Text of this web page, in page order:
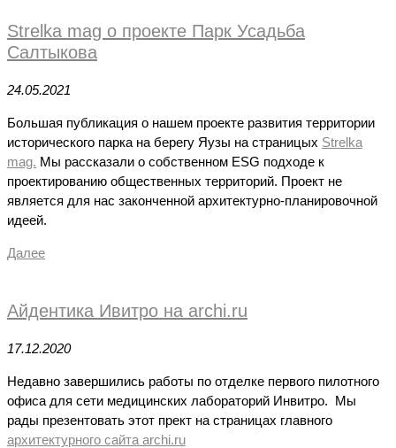
Strelka mag о проекте Парк Усадьба
Салтыкова
24.05.2021
Большая публикация о нашем проекте развития территории
исторического парка на берегу Яузы на страницых Strelka
mag. Мы рассказали о собственном ESG подходе к
проектированию общественных территорий. Проект не
является для нас законченной архитектурно-планировочной
идеей.
Далее
Айдентика Ивитро на archi.ru
17.12.2020
Недавно завершились работы по отделке первого пилотного
офиса для сети медицинских лабораторий Инвитро. Мы
рады презентовать этот прект на страницах главного
архитектурного сайта archi.ru